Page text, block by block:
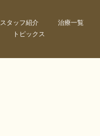
スタッフ紹介 治療一覧
トピックス